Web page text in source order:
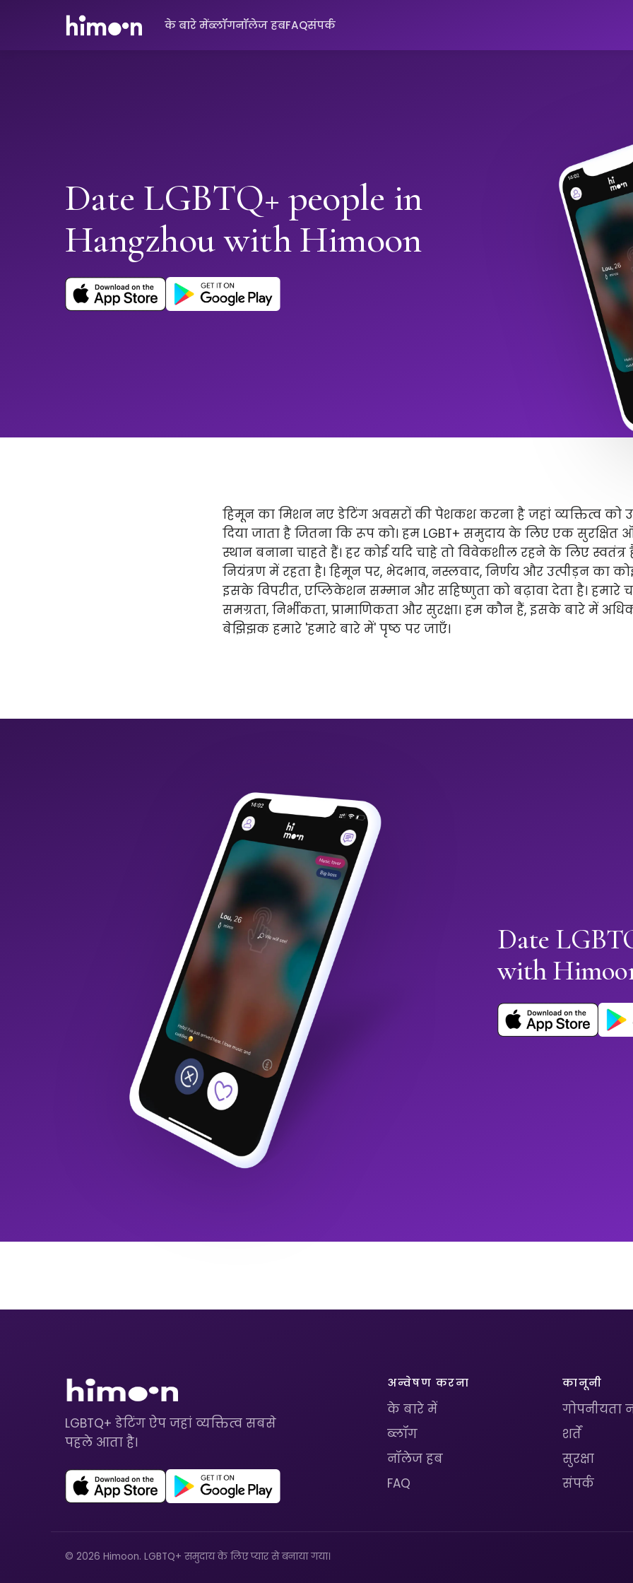
के बारे मेंब्लॉगनॉलेज हबFAQसंपर्क
Date LGBTQ+ people in
Hangzhou with Himoon
हिमून का मिशन नए डेटिंग अवसरों की पेशकश करना है जहां व्यक्तित्व को
दिया जाता है जितना कि रूप को। हम LGBT+ समुदाय के लिए एक सुरक्षित
स्थान बनाना चाहते हैं। हर कोई यदि चाहे तो विवेकशील रहने के लिए
नियंत्रण में रहता है। हिमून पर, भेदभाव, नस्लवाद, निर्णय और उत्पीड़न का
इसके विपरीत, एप्लिकेशन सम्मान और सहिष्णुता को बढ़ावा देता है। हमारे
समग्रता, निर्भीकता, प्रामाणिकता और सुरक्षा। हम कौन हैं, इसके बारे में
बेझिझक हमारे 'हमारे बारे में' पृष्ठ पर जाएँ।
Date
with
LGBTQ+ डेटिंग ऐप जहां व्यक्तित्व सबसे
पहले आता है।
अन्वेषण करना
के बारे में
ब्लॉग
नॉलेज हब
FAQ
कानूनी
गोपनीयता
शर्तें
सुरक्षा
संपर्क
© 2026 Himoon. LGBTQ+ समुदाय के लिए प्यार से बनाया गया।